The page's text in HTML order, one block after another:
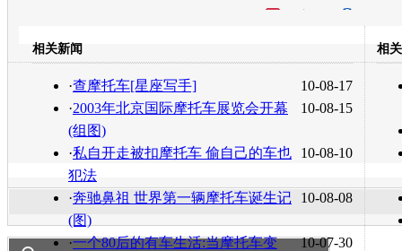
转发至：
相关新闻
10-08-17
·查摩托车[星座写手]
10-08-15
·2003年北京国际摩托车展览会开幕
(组图)
10-08-10
·私自开走被扣摩托车 偷自己的车也
犯法
10-08-08
·奔驰鼻祖 世界第一辆摩托车诞生记
(图)
10-07-30
·一个80后的有车生活:当摩托车变
相